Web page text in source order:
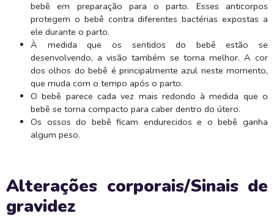
bebê em preparação para o parto. Esses anticorpos
protegem o bebê contra diferentes bactérias expostas a
ele durante o parto.
À medida que os sentidos do bebê estão se
desenvolvendo, a visão também se torna melhor. A cor
dos olhos do bebê é principalmente azul neste momento,
que muda com o tempo após o parto.
O bebê parece cada vez mais redondo à medida que o
bebê se torna compacto para caber dentro do útero.
Os ossos do bebê ficam endurecidos e o bebê ganha
algum peso.
Alterações corporais/Sinais de
gravidez